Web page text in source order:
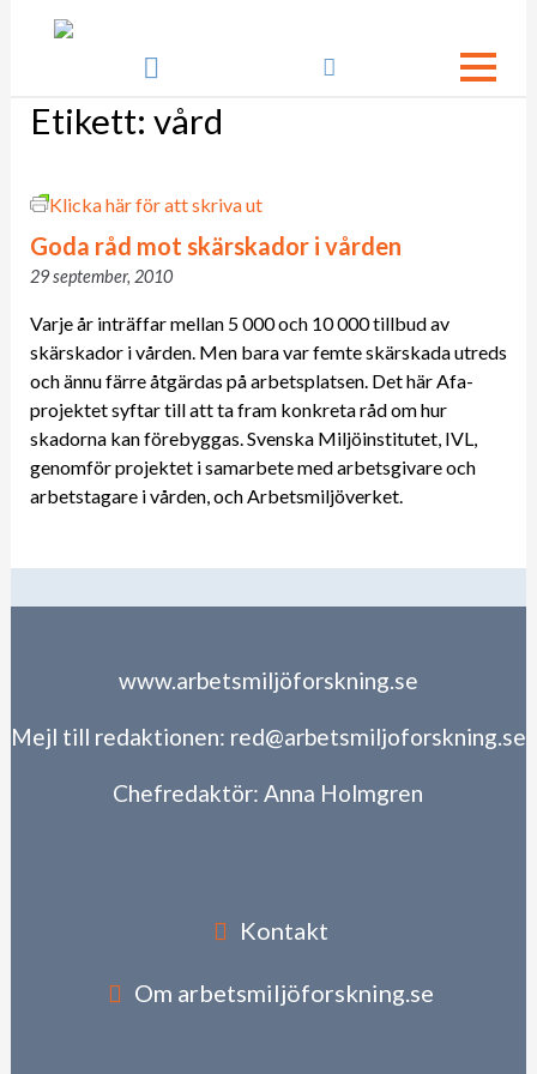

Etikett: vård
Klicka här för att skriva ut
Goda råd mot skärskador i vården
29 september, 2010
Varje år inträffar mellan 5 000 och 10 000 tillbud av
skärskador i vården. Men bara var femte skärskada utreds
och ännu färre åtgärdas på arbetsplatsen. Det här Afa-
projektet syftar till att ta fram konkreta råd om hur
skadorna kan förebyggas. Svenska Miljöinstitutet, IVL,
genomför projektet i samarbete med arbetsgivare och
arbetstagare i vården, och Arbetsmiljöverket.
www.arbetsmiljöforskning.se
Mejl till redaktionen: red@arbetsmiljoforskning.se
Chefredaktör:Anna Holmgren
Kontakt
Om arbetsmiljöforskning.se